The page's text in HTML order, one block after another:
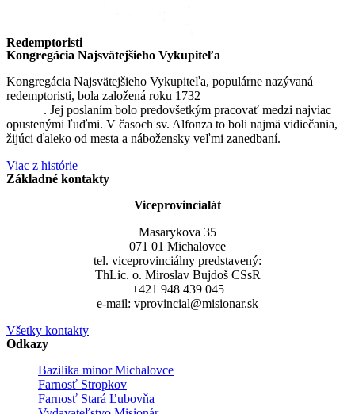
Redemptoristi
Kongregácia Najsvätejšieho Vykupiteľa
Kongregácia Najsvätejšieho Vykupiteľa, populárne nazývaná
redemptoristi, bola založená roku 1732
. Jej poslaním bolo predovšetkým pracovať medzi najviac
opustenými ľuďmi. V časoch sv. Alfonza to boli najmä vidiečania,
žijúci ďaleko od mesta a nábožensky veľmi zanedbaní.
Viac z histórie
Základné kontakty
Viceprovincialát
Masarykova 35
071 01 Michalovce
tel. viceprovinciálny predstavený:
ThLic. o. Miroslav Bujdoš CSsR
+421 948 439 045
e-mail: vprovincial@misionar.sk
Všetky kontakty
Odkazy
Bazilika minor Michalovce
Farnosť Stropkov
Farnosť Stará Ľubovňa